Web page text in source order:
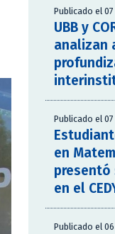
Publicado el
UBB y
analizan
Publicado el
en
presentó
en el
Publicado el